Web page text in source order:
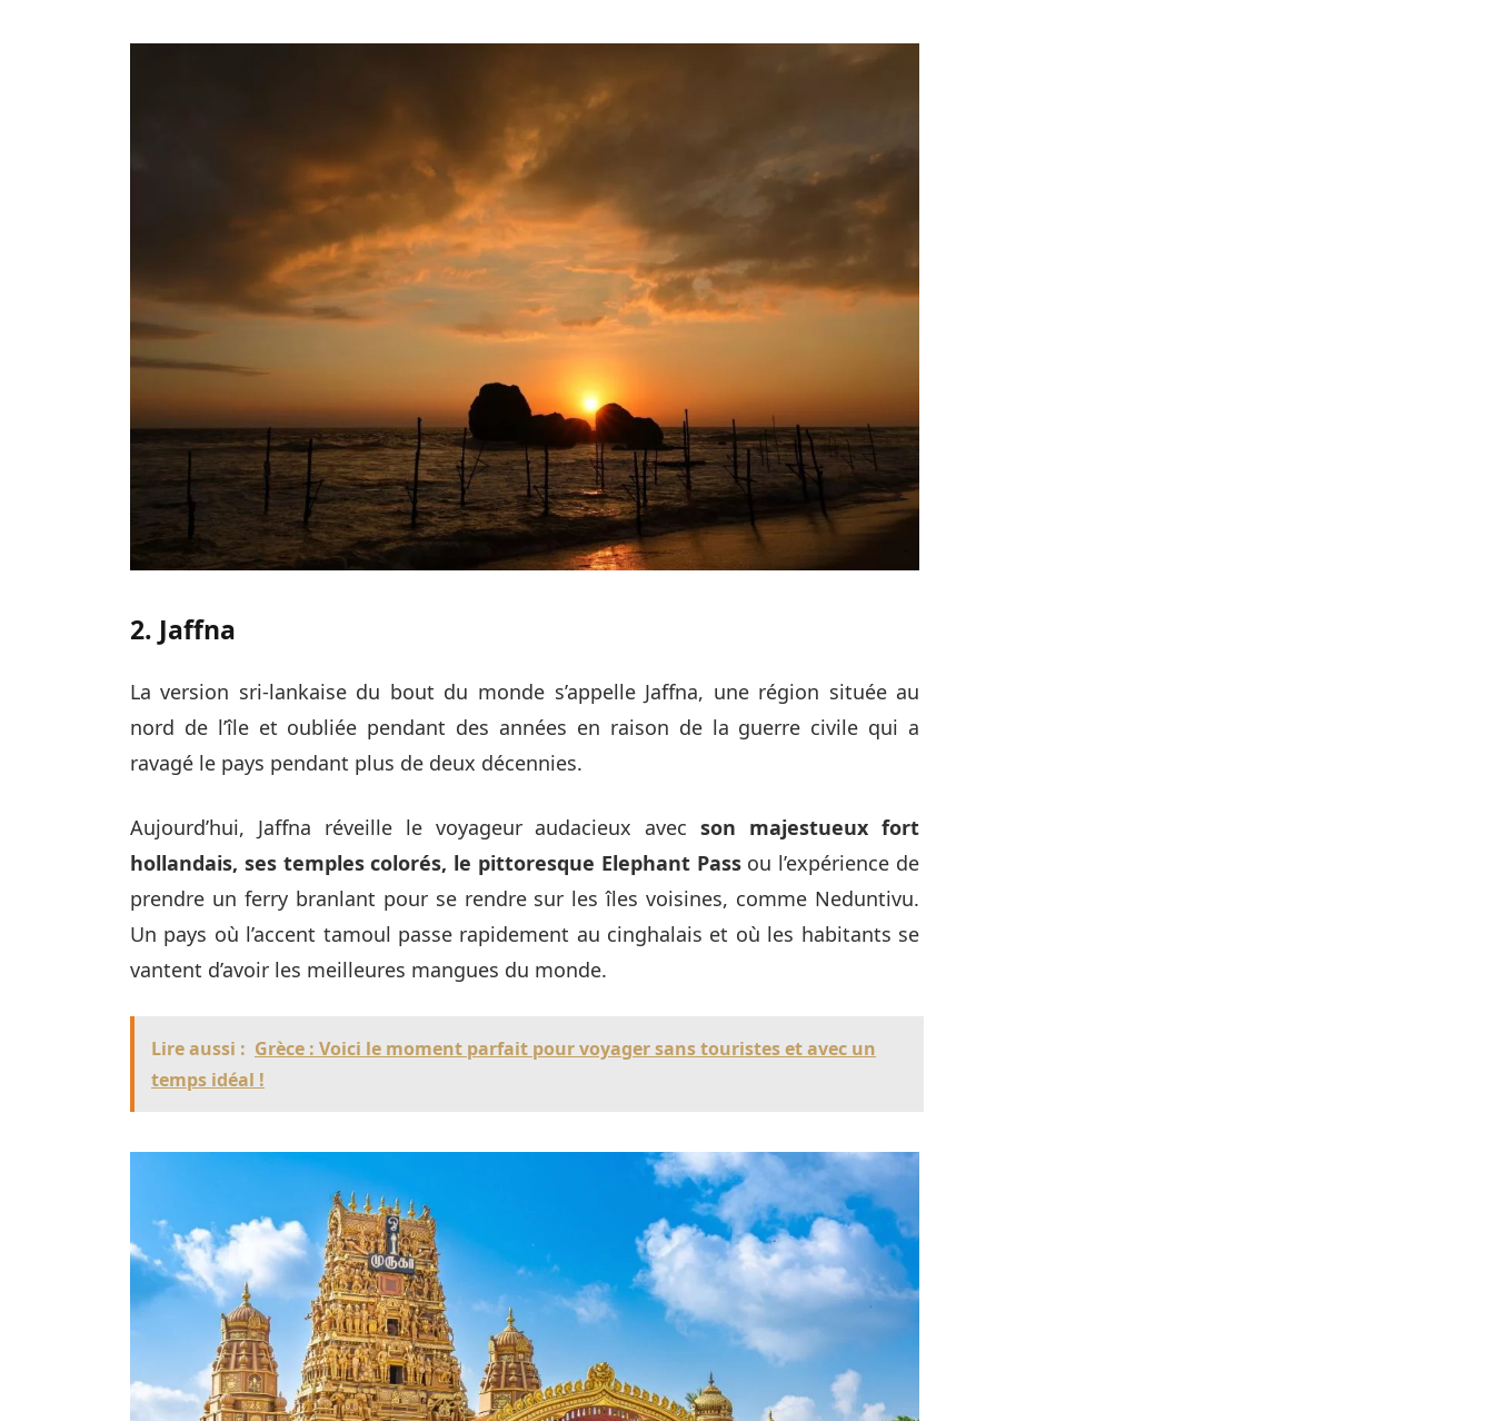
2. Jaffna
La version sri-lankaise du bout du monde s’appelle Jaffna, une région située au
nord de l’île et oubliée pendant des années en raison de la guerre civile qui a
ravagé le pays pendant plus de deux décennies.
Aujourd’hui, Jaffna réveille le voyageur audacieux avecson majestueux fort
hollandais, ses temples colorés, le pittoresque Elephant Passou l’expérience de
prendre un ferry branlant pour se rendre sur les îles voisines, comme Neduntivu.
Un pays où l’accent tamoul passe rapidement au cinghalais et où les habitants se
vantent d’avoir les meilleures mangues du monde.
Lire aussi : Grèce : Voici le moment parfait pour voyager sans touristes et avec un
temps idéal !